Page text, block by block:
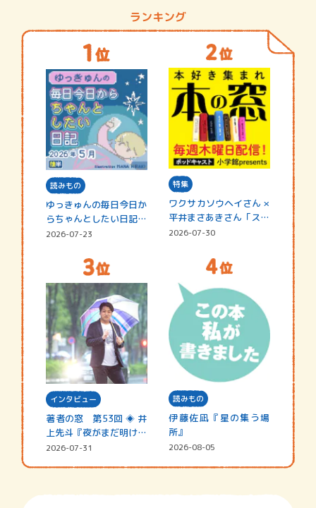
ランキング
読みもの
ゆっきゅんの毎日今日か
らちゃんとしたい日記
☆202…
2026-07-23
特集
ワクサカソウヘイさん ×
平井まさあきさん「スペ
シャ…
2026-07-30
インタビュー
著者の窓 第53回 ◈ 井
上先斗『夜がまだ明けな
い』
2026-07-31
読みもの
伊藤佐凪『星の集う場
所』
2026-08-05